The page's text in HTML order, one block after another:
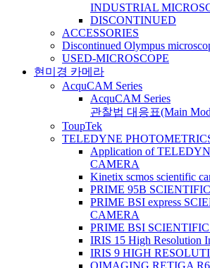
INDUSTRIAL
DISCONTINUED
ACCESSORIES
Discontinued Olympus
USED-MICROSCOPE
현미경 카메라
AcquCAM Series
AcquCAM Series
관찰법 대응표(Main
ToupTek
TELEDYNE
Application of
CAMERA
Kinetix scmos scientific
PRIME 95B
PRIME BSI express
CAMERA
PRIME BSI
IRIS 15 High Resolution
IRIS 9 HIGH
QIMAGING RETIGA